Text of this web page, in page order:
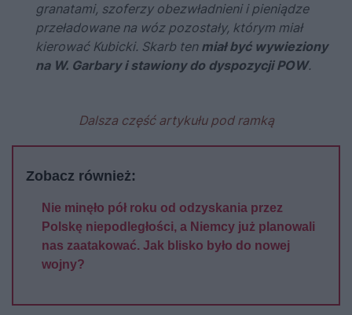
granatami, szoferzy obezwładnieni i pieniądze
przeładowane na wóz pozostały, którym miał
kierować Kubicki. Skarb ten miał być wywieziony
na W. Garbary i stawiony do dyspozycji POW.
Dalsza część artykułu pod ramką
Zobacz również:
Nie minęło pół roku od odzyskania przez
Polskę niepodległości, a Niemcy już planowali
nas zaatakować. Jak blisko było do nowej
wojny?